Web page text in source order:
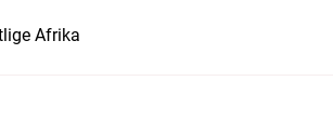
Afrika